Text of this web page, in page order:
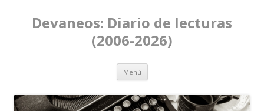
Devaneos: Diario de lecturas
(2006-2026)
Menú Ir al contenido